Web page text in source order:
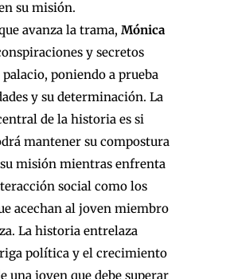
su misión.
avanza la trama, Mónica
y secretos
poniendo a prueba
y su determinación. La
de la historia es si
mantener su compostura
misión mientras enfrenta
social como los
acechan al joven miembro
La historia entrelaza
política y el crecimiento
una joven que debe superar